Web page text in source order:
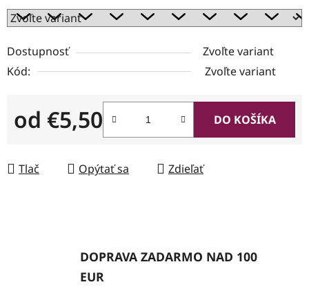
Dostupnosť
Zvoľte variant
Kód:
Zvoľte variant
od €5,50 DO KOŠÍKA
Tlač Opýtať sa Zdieľať
DOPRAVA ZADARMO NAD 100
EUR